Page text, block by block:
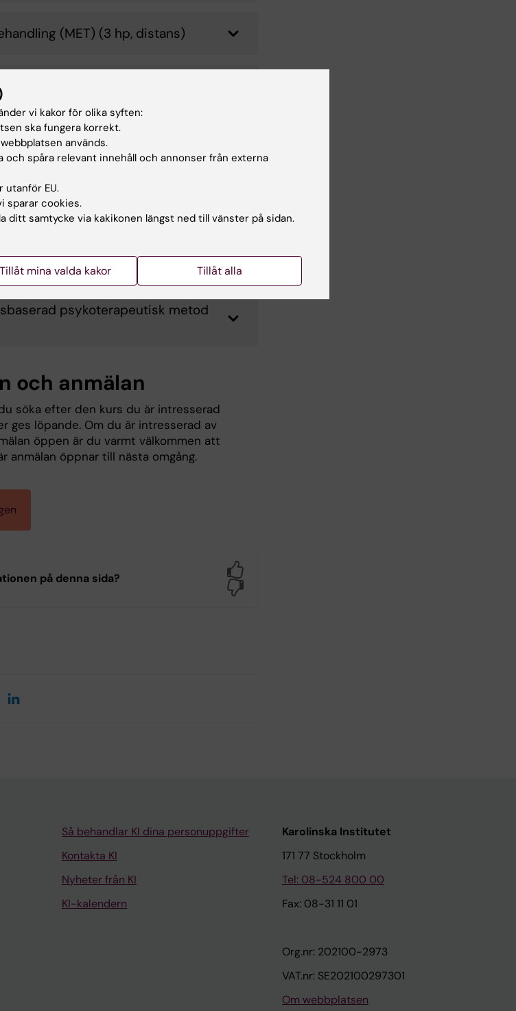
(MET) (3 hp, distans)
distans)
yrkesmässig tillämpning - del 1 (3
och behandling (7,5 hp)
psykoterapeutisk metod
och anmälan
söka efter den kurs du är intresserad
ges löpande. Om du är intresserad av
öppen är du varmt välkommen att
anmälan öppnar till nästa omgång.
på denna sida?
Så behandlar KI dina personuppgifter
Kontakta KI
Nyheter från KI
KI-kalendern
Karolinska Institutet
171 77 Stockholm
Tel: 08-524 800 00
Fax: 08-31 11 01
Org.nr: 202100-2973
VAT.nr: SE202100297301
Om webbplatsen
vi kakor för olika syften:
ska fungera korrekt.
används.
och spåra relevant innehåll och annonser från externa
utanför EU.
sparar cookies.
ditt samtycke via kakikonen längst ned till vänster på sidan.
Tillåt mina valda kakor Tillåt alla